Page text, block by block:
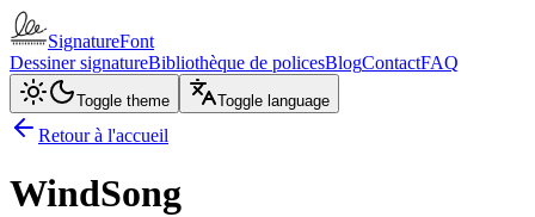
SignatureFont
Dessiner signatureBibliothèque de policesBlogContactFAQ
Toggle theme Toggle language
Retour à l'accueil
WindSong